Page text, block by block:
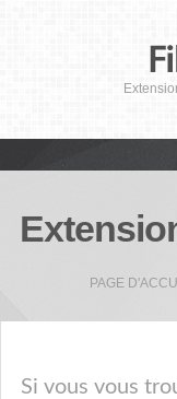
PAGE
Si vous vous